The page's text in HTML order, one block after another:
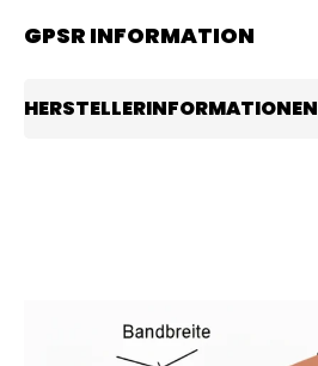
GPSR INFORMATION
HERSTELLERINFORMATIONEN